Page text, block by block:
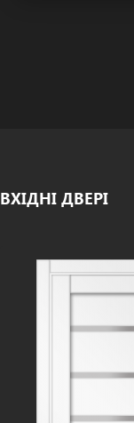
ВХІДНІ ДВЕРІ